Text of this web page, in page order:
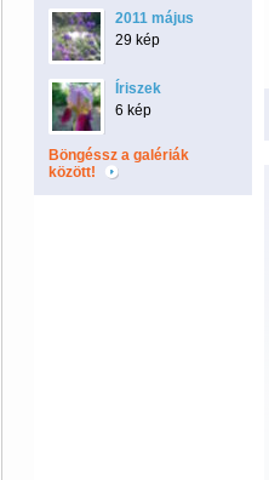
2011 május
29 kép
Íriszek
6 kép
Böngéssz a galériák
között!